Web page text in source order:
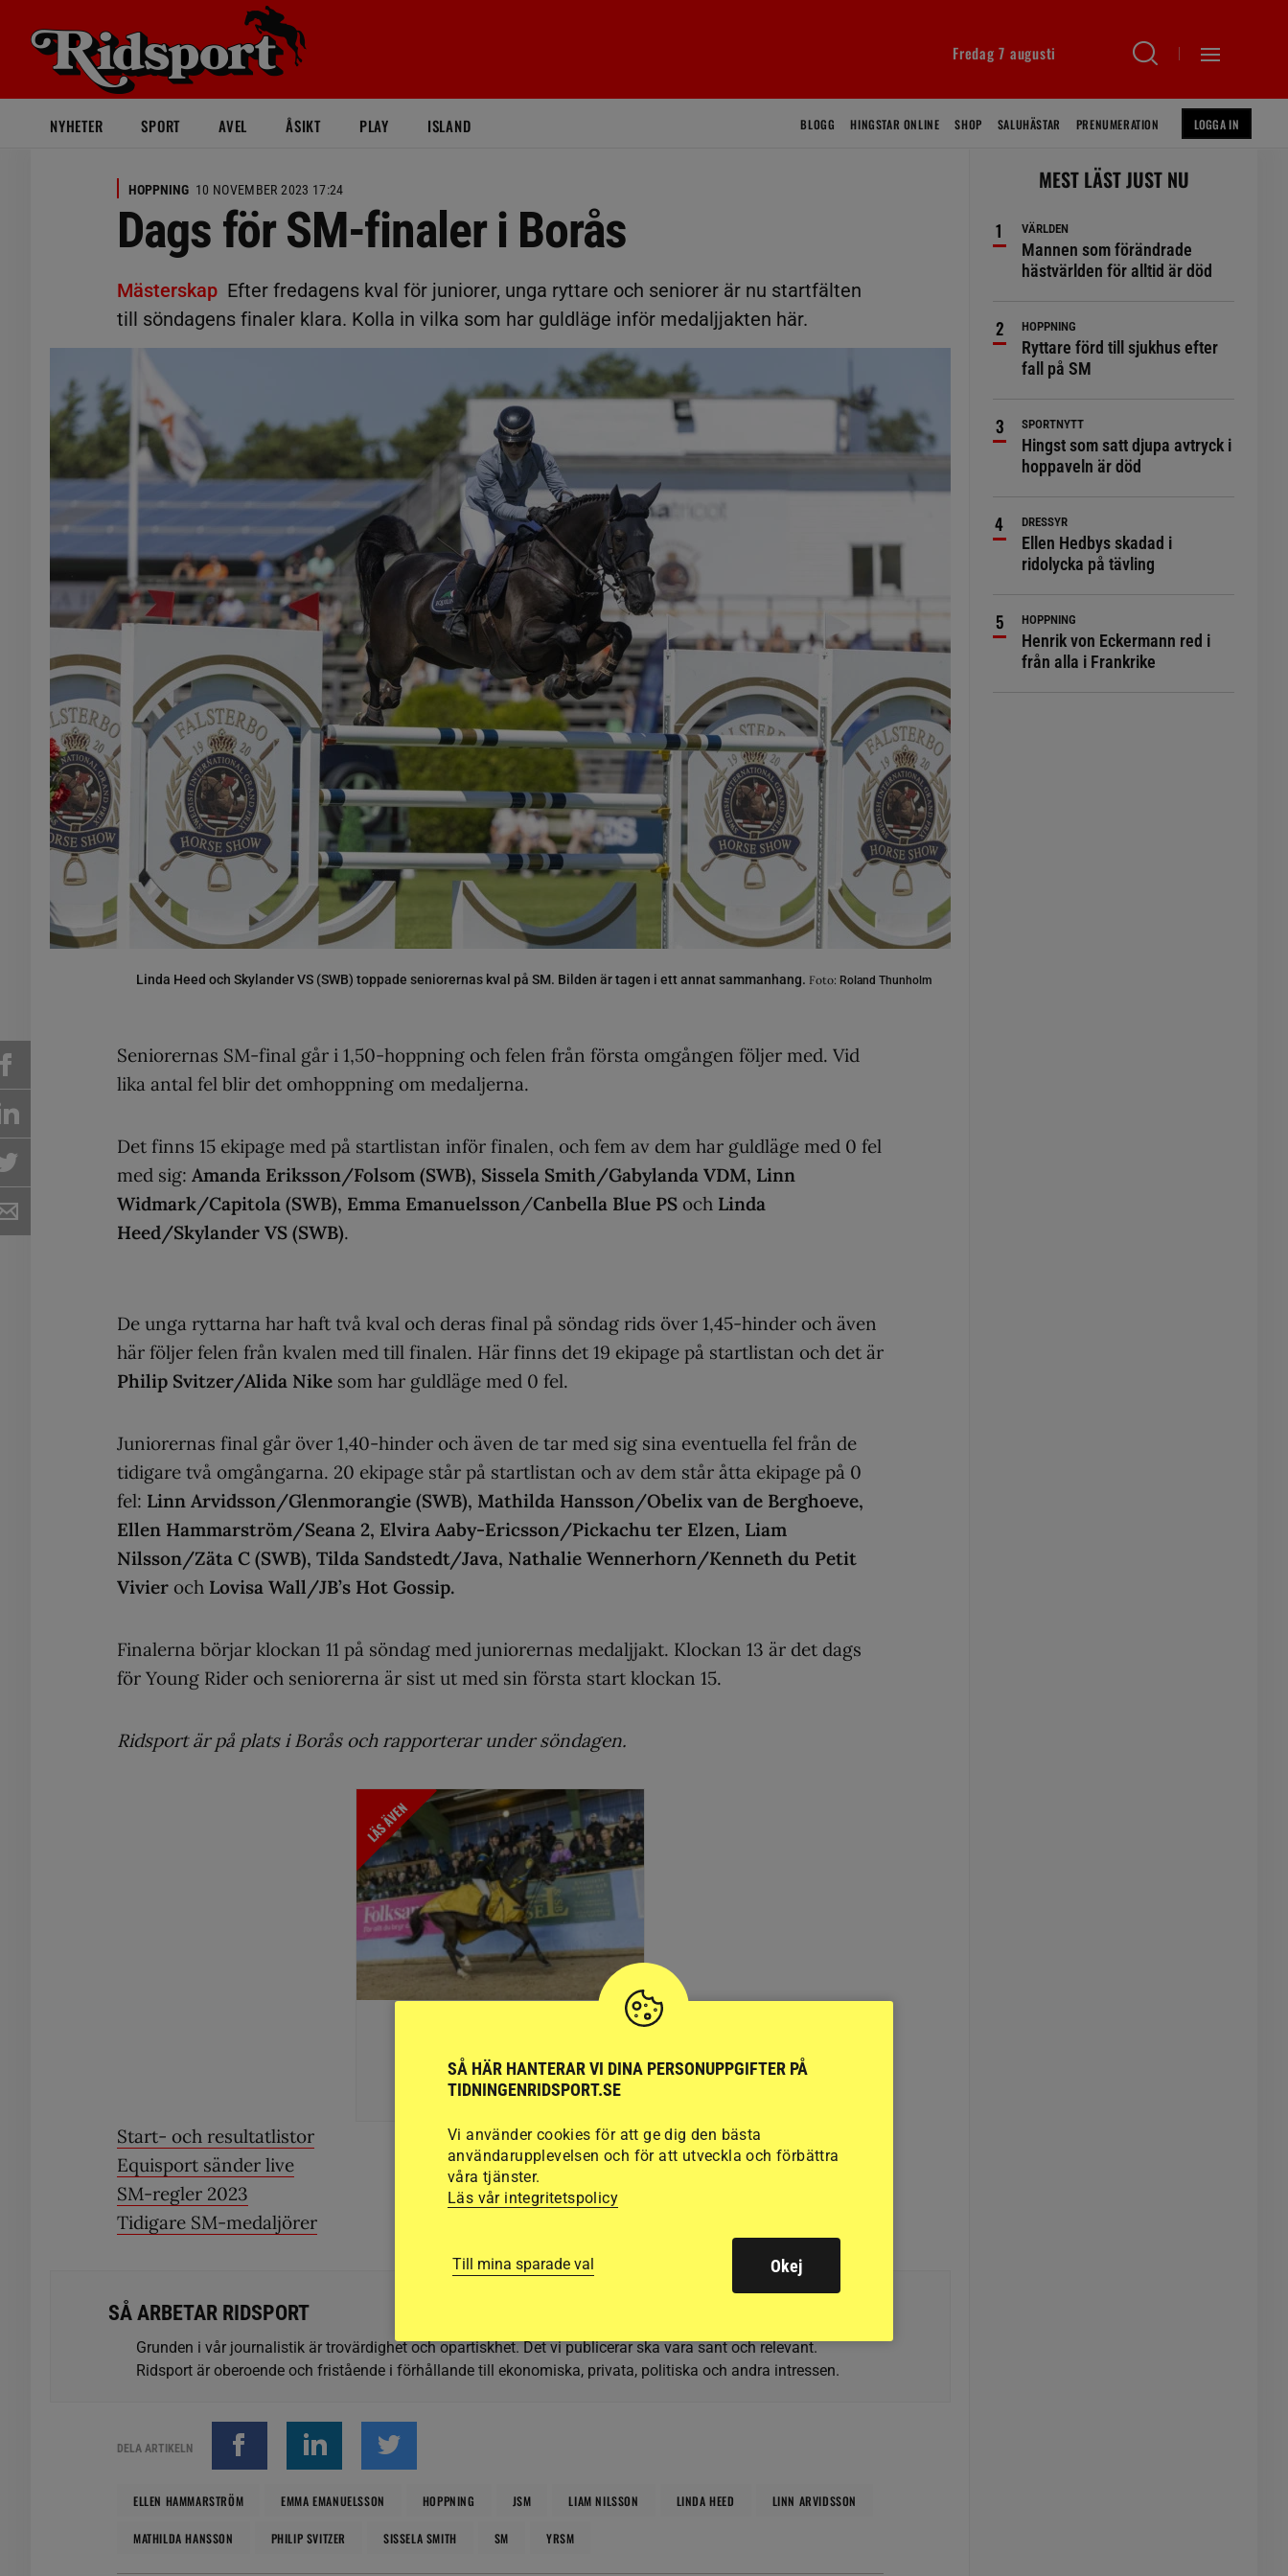
Fredag 7 augusti
NYHETER SPORT AVEL ÅSIKT PLAY ISLAND BLOGG HINGSTAR ONLINE SHOP SALUHÄSTAR PRENUMERATION LOGGA IN
HOPPNING 10 NOVEMBER 2023 17:24
Dags för SM-finaler i Borås
Mästerskap Efter fredagens kval för juniorer, unga ryttare och seniorer är nu startfälten
till söndagens finaler klara. Kolla in vilka som har guldläge inför medaljjakten här.
Linda Heed och Skylander VS (SWB) toppade seniorernas kval på SM. Bilden är tagen i ett annat sammanhang. Foto: Roland Thunholm
Seniorernas SM-final går i 1,50-hoppning och felen från första omgången följer med. Vid
lika antal fel blir det omhoppning om medaljerna.
Det finns 15 ekipage med på startlistan inför finalen, och fem av dem har guldläge med 0 fel
med sig: Amanda Eriksson/Folsom (SWB), Sissela Smith/Gabylanda VDM, Linn
Widmark/Capitola (SWB), Emma Emanuelsson/Canbella Blue PS och Linda
Heed/Skylander VS (SWB).
De unga ryttarna har haft två kval och deras final på söndag rids över 1,45-hinder och även
här följer felen från kvalen med till finalen. Här finns det 19 ekipage på startlistan och det är
Philip Svitzer/Alida Nike som har guldläge med 0 fel.
Juniorernas final går över 1,40-hinder och även de tar med sig sina eventuella fel från de
tidigare två omgångarna. 20 ekipage står på startlistan och av dem står åtta ekipage på 0
fel: Linn Arvidsson/Glenmorangie (SWB), Mathilda Hansson/Obelix van de Berghoeve,
Ellen Hammarström/Seana 2, Elvira Aaby-Ericsson/Pickachu ter Elzen, Liam
Nilsson/Zäta C (SWB), Tilda Sandstedt/Java, Nathalie Wennerhorn/Kenneth du Petit
Vivier och Lovisa Wall/JB’s Hot Gossip.
Finalerna börjar klockan 11 på söndag med juniorernas medaljjakt. Klockan 13 är det dags
för Young Rider och seniorerna är sist ut med sin första start klockan 15.
Ridsport är på plats i Borås och rapporterar under söndagen.
LÄS ÄVEN
Dags för andra SM-
veckan i Borås
Start- och resultatlistor
Equisport sänder live
SM-regler 2023
Tidigare SM-medaljörer
SÅ ARBETAR RIDSPORT
Grunden i vår journalistik är trovärdighet och opartiskhet. Det vi publicerar ska vara sant och relevant.
Ridsport är oberoende och fristående i förhållande till ekonomiska, privata, politiska och andra intressen.
DELA ARTIKELN
ELLEN HAMMARSTRÖM EMMA EMANUELSSON HOPPNING JSM LIAM NILSSON LINDA HEED LINN ARVIDSSON
MATHILDA HANSSON PHILIP SVITZER SISSELA SMITH SM YRSM
MEST LÄST JUST NU
VÄRLDEN
Mannen som förändrade
hästvärlden för alltid är död
HOPPNING
Ryttare förd till sjukhus efter
fall på SM
SPORTNYTT
Hingst som satt djupa avtryck i
hoppaveln är död
DRESSYR
Ellen Hedbys skadad i
ridolycka på tävling
HOPPNING
Henrik von Eckermann red i
från alla i Frankrike
SÅ HÄR HANTERAR VI DINA PERSONUPPGIFTER PÅ
TIDNINGENRIDSPORT.SE
Vi använder cookies för att ge dig den bästa
användarupplevelsen och för att utveckla och förbättra
våra tjänster.
Läs vår integritetspolicy
Till mina sparade val Okej